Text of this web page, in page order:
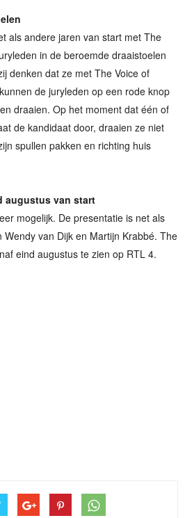
als andere jaren van start met The
in de beroemde draaistoelen
denken dat ze met The Voice of
de juryleden op een rode knop
draaien. Op het moment dat één of
de kandidaat door, draaien ze niet
spullen pakken en richting huis
augustus van start
mogelijk. De presentatie is net als
van Dijk en Martijn Krabbé. The
eind augustus te zien op RTL 4.